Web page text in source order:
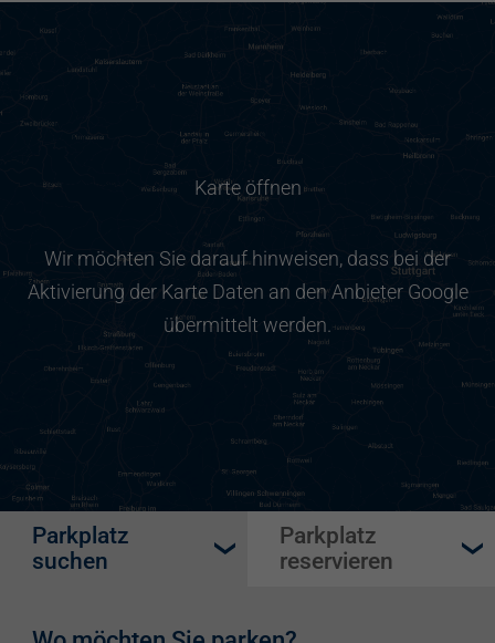
Karte öffnen
Wir möchten Sie darauf hinweisen, dass bei der
Aktivierung der Karte Daten an den Anbieter Google
übermittelt werden.
Parkplatz
suchen
Parkplatz
reservieren